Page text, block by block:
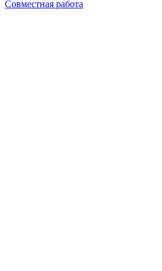
Совместная работа